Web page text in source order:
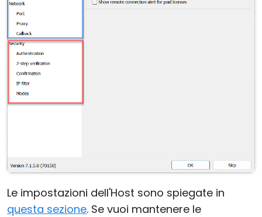
Le impostazioni dell'Host sono spiegate in
questa sezione. Se vuoi mantenere le